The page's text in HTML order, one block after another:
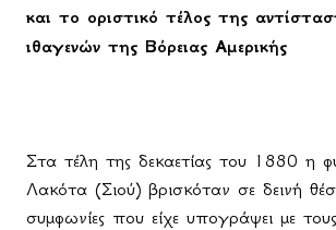
και το οριστικό τέλος της
ιθαγενών της Βόρειας Αμερικής
Στα τέλη της δεκαετίας του 1880 η
Λακότα (Σιού) βρισκόταν σε δεινή
συμφωνίες που είχε υπογράψει με τους